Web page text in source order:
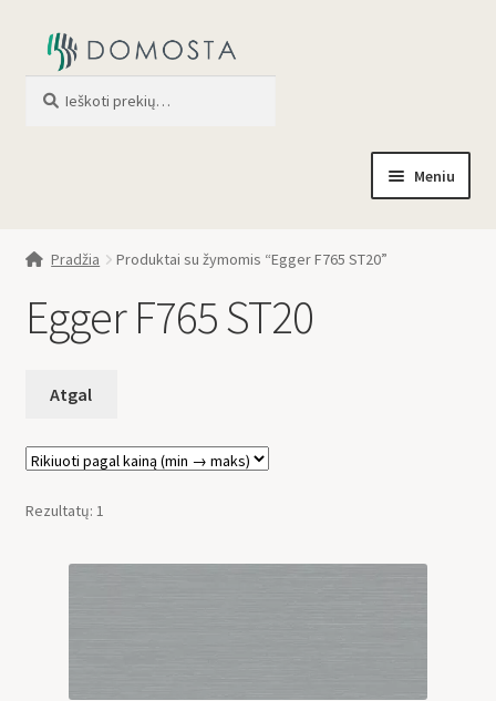
Meniu
Apie mus
Profilis
Pradžia Produktai su žymomis “Egger F765 ST20”
Egger F765 ST20
Rezultatų: 1